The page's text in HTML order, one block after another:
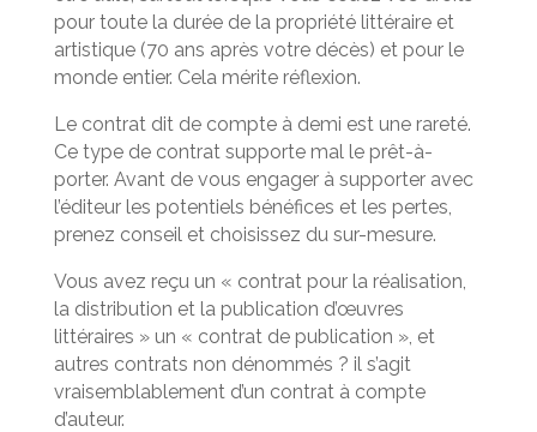
pour toute la durée de la propriété littéraire et
artistique (70 ans après votre décès) et pour le
monde entier. Cela mérite réflexion.
Le contrat dit de compte à demi est une rareté.
Ce type de contrat supporte mal le prêt-à-
porter. Avant de vous engager à supporter avec
l’éditeur les potentiels bénéfices et les pertes,
prenez conseil et choisissez du sur-mesure.
Vous avez reçu un « contrat pour la réalisation,
la distribution et la publication d’œuvres
littéraires » un « contrat de publication », et
autres contrats non dénommés ? il s’agit
vraisemblablement d’un contrat à compte
d’auteur.